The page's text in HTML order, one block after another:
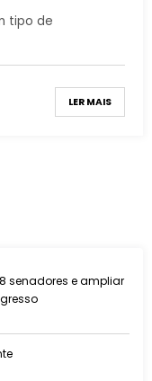
tipo de
LER MAIS
senadores e ampliar